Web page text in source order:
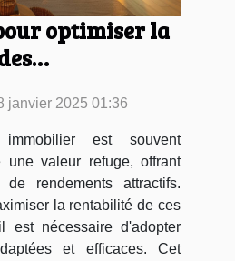
optimiser la
janvier 2025 01:36
immobilier est souvent
une valeur refuge, offrant
rendements attractifs.
la rentabilité de ces
est nécessaire d'adopter
et efficaces. Cet